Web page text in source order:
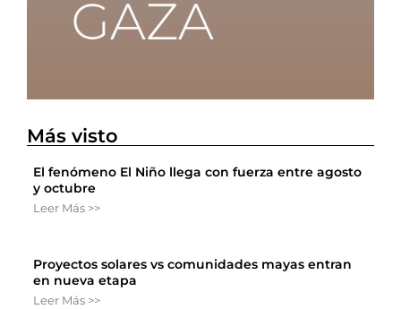
Más visto
El fenómeno El Niño llega con fuerza entre agosto
y octubre
Leer Más >>
Proyectos solares vs comunidades mayas entran
en nueva etapa
Leer Más >>